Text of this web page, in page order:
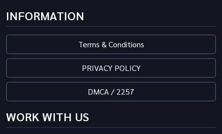
INFORMATION
Terms & Conditions
PRIVACY POLICY
DMCA / 2257
WORK WITH US